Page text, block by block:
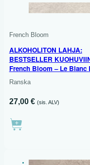
French Bloom
ALKOHOLITON LAHJA:
BESTSELLER
French Bloom – Le Blanc
Ranska
27,00 € (sis. ALV)
EXTRA KUIVA